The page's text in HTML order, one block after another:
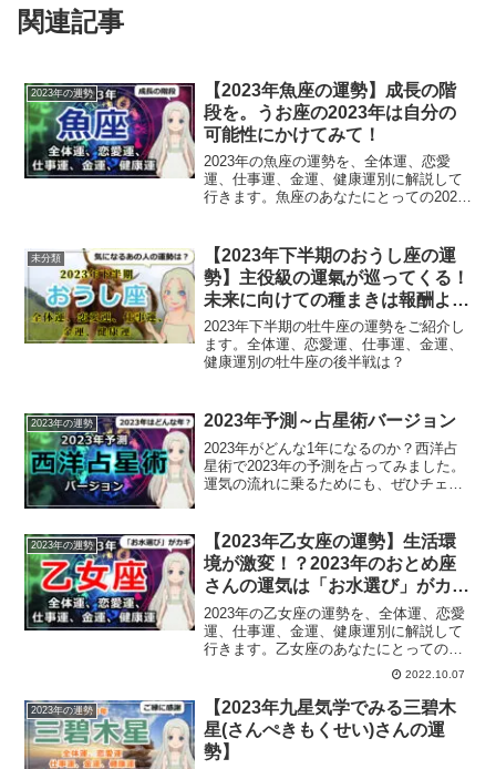
関連記事
2023年の運勢
【2023年魚座の運勢】成長の階
段を。うお座の2023年は自分の
可能性にかけてみて！
2023年の魚座の運勢を、全体運、恋愛
運、仕事運、金運、健康運別に解説して
行きます。魚座のあなたにとっての2023
未分類
【2023年下半期のおうし座の運
勢】主役級の運氣が巡ってくる！
未来に向けての種まきは報酬より
も「やりがい」重視で
2023年下半期の牡牛座の運勢をご紹介し
ます。全体運、恋愛運、仕事運、金運、
健康運別の牡牛座の後半戦は？
2023年の運勢 2023年予測～占星術バージョン
2023年がどんな1年になるのか？西洋占
星術で2023年の予測を占ってみました。
運気の流れに乗るためにも、ぜひチェッ
2023年の運勢
【2023年乙女座の運勢】生活環
境が激変！？2023年のおとめ座
さんの運気は「お水選び」がカギ
になるかも
2023年の乙女座の運勢を、全体運、恋愛
運、仕事運、金運、健康運別に解説して
行きます。乙女座のあなたにとっての
2022.10.07
2023年の運勢
【2023年九星気学でみる三碧木
星(さんぺきもくせい)さんの運
勢】